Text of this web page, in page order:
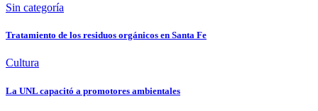
Sin categoría
Tratamiento de los residuos orgánicos en Santa Fe
Cultura
La UNL capacitó a promotores ambientales